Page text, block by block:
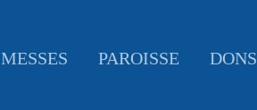
MESSES PAROISSE DONS